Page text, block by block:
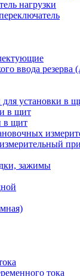
нагрузки
ввода
установки в
в щит
в щит
зажимы
тока